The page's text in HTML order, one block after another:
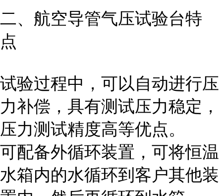
二、航空导管气压试验台特
点
试验过程中，可以自动进行压
力补偿，具有测试压力稳定，
压力测试精度高等优点。
可配备外循环装置，可将恒温
水箱内的水循环到客户其他装